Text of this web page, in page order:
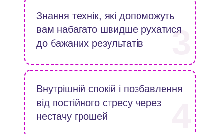
Знання технік, які допоможуть
вам набагато швидше рухатися
до бажаних результатів
Внутрішній спокій і позбавлення
від постійного стресу через
нестачу грошей
3